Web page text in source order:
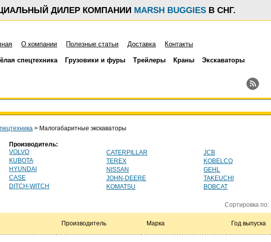
ДИЛЕР КОМПАНИИ MARSH BUGGIES В СНГ.
О компании Полезные статьи Доставка Контакты
спецтехника Грузовики и фуры Трейлеры Краны Экскаваторы
> Малогабаритные экскаваторы
Производитель:
VOLVO
KUBOTA
HYUNDAI
CASE
DITCH-WITCH
CATERPILLAR
TEREX
NISSAN
JOHN-DEERE
KOMATSU
JCB
KOBELCO
GEHL
TAKEUCHI
BOBCAT
Сортировка по:
Производитель Марка Год выпуска